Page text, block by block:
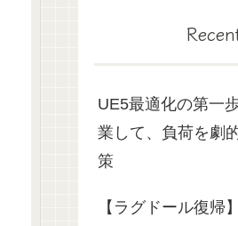
UE5最適化の第一
業して、負荷を劇
策
【ラグドール復帰